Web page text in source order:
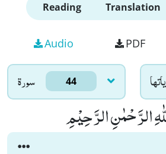
Reading Translation
Audio PDF
سورۃ 44
الرَّحْمٰنِ الرَّحِیْمِ